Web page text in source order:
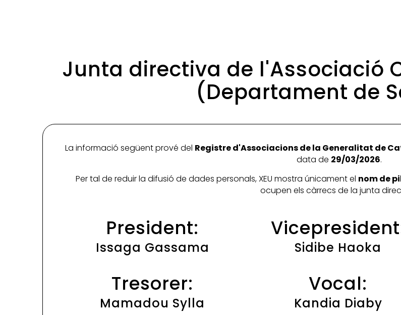
Junta directiva de l'Associació
(Departament de
La informació següent prové del Registre d'Associacions de la Generalitat de
data de 29/03/2026.
Per tal de reduir la difusió de dades personals, XEU mostra únicament el nom de
ocupen els càrrecs de la junta
President:
Issaga Gassama Sidibe Haoka
Tresorer:
Mamadou Sylla
Vocal:
Kandia Diaby